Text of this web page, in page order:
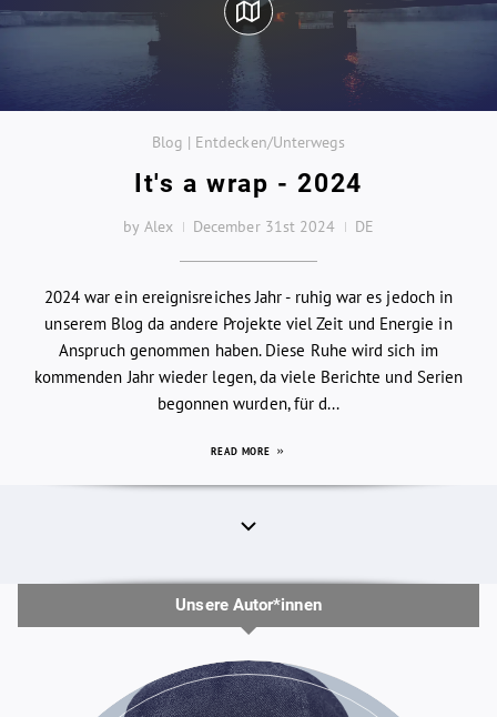
Blog | Entdecken/Unterwegs
It's a wrap - 2024
by Alex December 31st 2024 DE
2024 war ein ereignisreiches Jahr - ruhig war es jedoch in
unserem Blog da andere Projekte viel Zeit und Energie in
Anspruch genommen haben. Diese Ruhe wird sich im
kommenden Jahr wieder legen, da viele Berichte und Serien
begonnen wurden, für d...
READ MORE
Unsere Autor*innen